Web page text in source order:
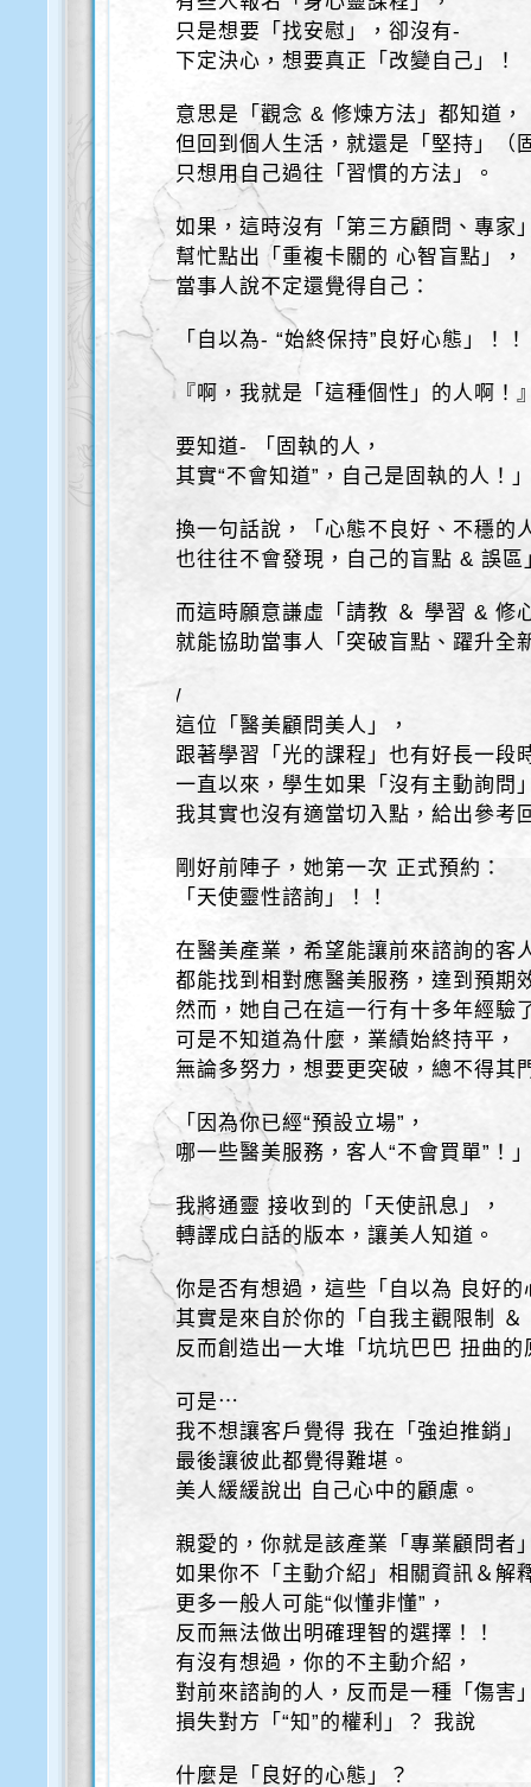
只是想要「找安慰」，卻沒有-
下定決心，想要真正「改變自己」！
意思是「觀念 & 修煉方法」都知道，
但回到個人生活，就還是「堅持」（
只想用自己過往「習慣的方法」。
如果，這時沒有「第三方顧問、專家
幫忙點出「重複卡關的 心智盲點」，
當事人說不定還覺得自己：
「自以為- “始終保持”良好心態」！！
『啊，我就是「這種個性」的人啊！
要知道- 「固執的人，
其實“不會知道”，自己是固執的人！
換一句話說，「心態不良好、不穩的
也往往不會發現，自己的盲點 & 誤區
而這時願意謙虛「請教 ＆ 學習 & 修
就能協助當事人「突破盲點、躍升全
/
這位「醫美顧問美人」，
跟著學習「光的課程」也有好長一段
一直以來，學生如果「沒有主動詢問
我其實也沒有適當切入點，給出參考
剛好前陣子，她第一次 正式預約：
「天使靈性諮詢」！！
在醫美產業，希望能讓前來諮詢的客
都能找到相對應醫美服務，達到預期
然而，她自己在這一行有十多年經驗
可是不知道為什麼，業績始終持平，
無論多努力，想要更突破，總不得其
「因為你已經“預設立場”，
哪一些醫美服務，客人“不會買單”！
我將通靈 接收到的「天使訊息」，
轉譯成白話的版本，讓美人知道。
你是否有想過，這些「自以為 良好的
其實是來自於你的「自我主觀限制 ＆
反而創造出一大堆「坑坑巴巴 扭曲的
可是⋯
我不想讓客戶覺得 我在「強迫推銷」
最後讓彼此都覺得難堪。
美人緩緩說出 自己心中的顧慮。
親愛的，你就是該產業「專業顧問者
如果你不「主動介紹」相關資訊＆解
更多一般人可能“似懂非懂”，
反而無法做出明確理智的選擇！！
有沒有想過，你的不主動介紹，
對前來諮詢的人，反而是一種「傷害
損失對方「“知”的權利」？ 我說
什麼是「良好的心態」？